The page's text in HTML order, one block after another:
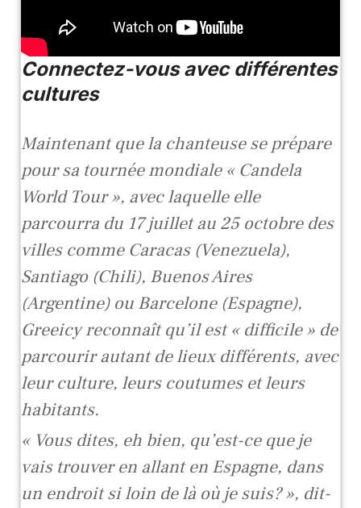
Connectez-vous avec différentes
cultures
Maintenant que la chanteuse se prépare
pour sa tournée mondiale « Candela
World Tour », avec laquelle elle
parcourra du 17 juillet au 25 octobre des
villes comme Caracas (Venezuela),
Santiago (Chili), Buenos Aires
(Argentine) ou Barcelone (Espagne),
Greeicy reconnaît qu’il est « difficile » de
parcourir autant de lieux différents, avec
leur culture, leurs coutumes et leurs
habitants.
« Vous dites, eh bien, qu’est-ce que je
vais trouver en allant en Espagne, dans
un endroit si loin de là où je suis? », dit-